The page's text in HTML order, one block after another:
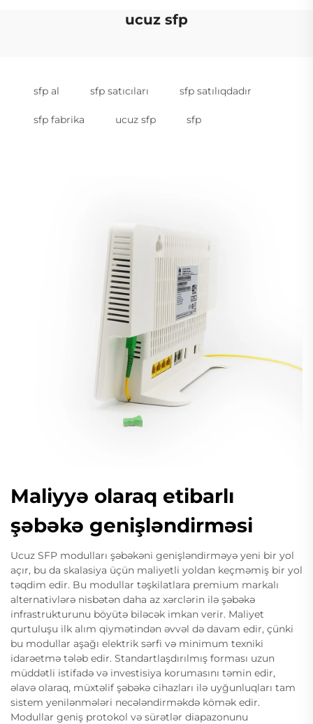
ucuz sfp
sfp al sfp satıcıları sfp satılıqdadır
sfp fabrika ucuz sfp sfp
Maliyyə olaraq etibarlı
şəbəkə genişləndirməsi
Ucuz SFP modulları şəbəkəni genişləndirməyə yeni bir yol
açır, bu da skalasiya üçün maliyetli yoldan keçməmiş bir yol
təqdim edir. Bu modullar təşkilatlara premium markalı
alternativlərə nisbətən daha az xərclərin ilə şəbəkə
infrastrukturunu böyütə biləcək imkan verir. Maliyet
qurtuluşu ilk alım qiymətindən əvvəl də davam edir, çünki
bu modullar aşağı elektrik sərfi və minimum texniki
idarəetmə tələb edir. Standartlaşdırılmış forması uzun
müddətli istifadə və investisiya korumasını təmin edir,
əlavə olaraq, müxtəlif şəbəkə cihazları ilə uyğunluqları tam
sistem yenilənmələri necələndirməkdə kömək edir.
Modullar geniş protokol və sürətlər diapazonunu